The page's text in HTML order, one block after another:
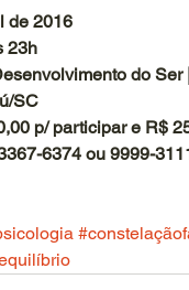
de 2016
23h
do
SC
p/ participar e R$
6374 ou 9999-